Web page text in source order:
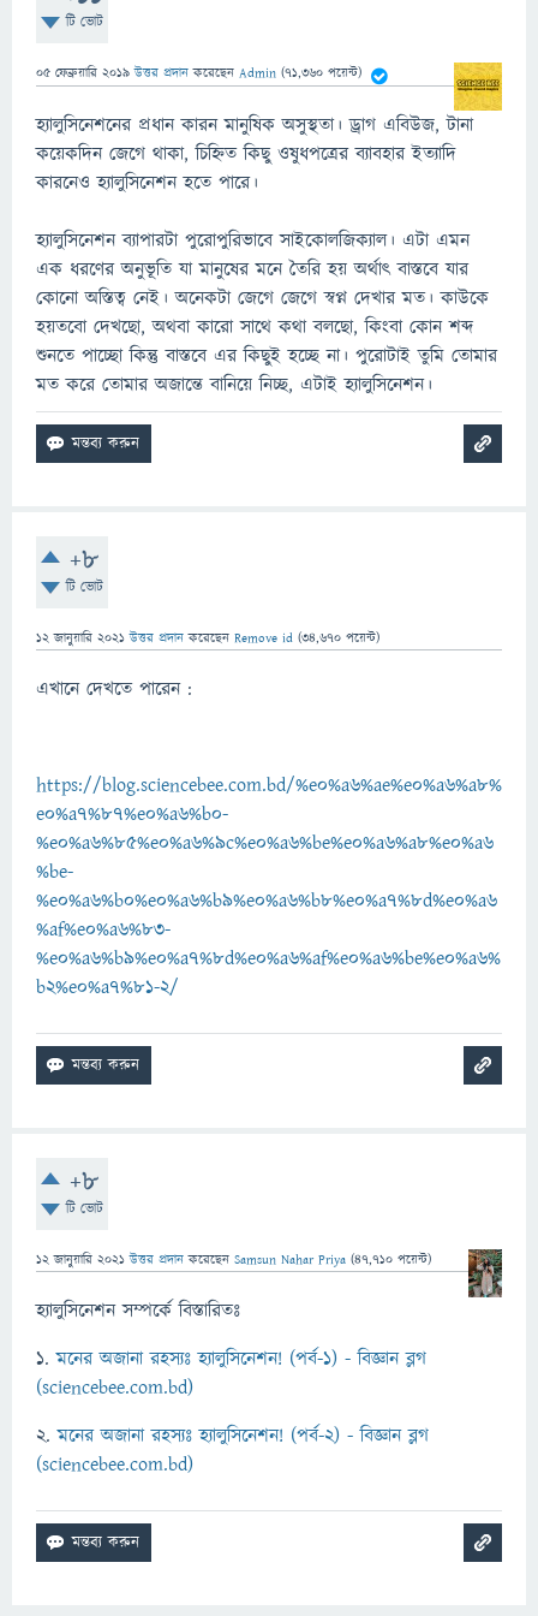
টি ভোট
05 ফেব্রুয়ারি 2019 উত্তর প্রদান করেছেন Admin (71,360 পয়েন্ট)
হ্যালুসিনেশনের প্রধান কারন মানুষিক অসুস্থতা। ড্রাগ এবিউজ, টানা
কয়েকদিন জেগে থাকা, চিহ্নিত কিছু ওষুধপত্রের ব্যাবহার ইত্যাদি
কারনেও হ্যালুসিনেশন হতে পারে।
হ্যালুসিনেশন ব্যাপারটা পুরোপুরিভাবে সাইকোলজিক্যাল। এটা এমন
এক ধরণের অনুভূতি যা মানুষের মনে তৈরি হয় অর্থাৎ বাস্তবে যার
কোনো অস্তিত্ব নেই। অনেকটা জেগে জেগে স্বপ্ন দেখার মত। কাউকে
হয়তবো দেখছো, অথবা কারো সাথে কথা বলছো, কিংবা কোন শব্দ
শুনতে পাচ্ছো কিন্তু বাস্তবে এর কিছুই হচ্ছে না। পুরোটাই তুমি তোমার
মত করে তোমার অজান্তে বানিয়ে নিচ্ছ, এটাই হ্যালুসিনেশন।
+8
টি ভোট
12 জানুয়ারি 2021 উত্তর প্রদান করেছেন Remove id (34,670 পয়েন্ট)
এখানে দেখতে পারেন :
https://blog.sciencebee.com.bd/%e0%a6%ae%e0%a6%a8%
e0%a7%87%e0%a6%b0-
%e0%a6%85%e0%a6%9c%e0%a6%be%e0%a6%a8%e0%a6
%be-
%e0%a6%b0%e0%a6%b9%e0%a6%b8%e0%a7%8d%e0%a6
%af%e0%a6%83-
%e0%a6%b9%e0%a7%8d%e0%a6%af%e0%a6%be%e0%a6%
b2%e0%a7%81-2/
+8
টি ভোট
12 জানুয়ারি 2021 উত্তর প্রদান করেছেন Samsun Nahar Priya (47,710 পয়েন্ট)
হ্যালুসিনেশন সম্পর্কে বিস্তারিতঃ
১.মনের অজানা রহস্যঃ হ্যালুসিনেশন! (পর্ব-১) - বিজ্ঞান ব্লগ
(sciencebee.com.bd)
২.মনের অজানা রহস্যঃ হ্যালুসিনেশন! (পর্ব-২) - বিজ্ঞান ব্লগ
(sciencebee.com.bd)